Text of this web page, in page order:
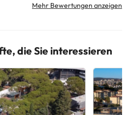
Mehr Bewertungen anzeigen
die Sie interessieren